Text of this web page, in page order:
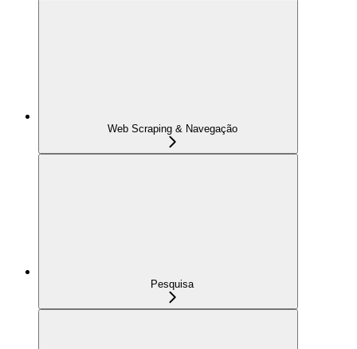
Web Scraping & Navegação
Pesquisa